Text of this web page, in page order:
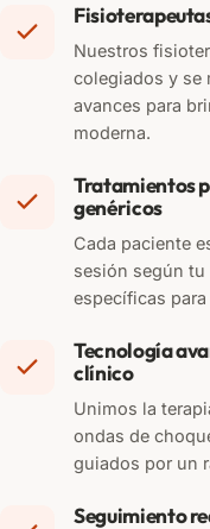
Nuestros
colegiados y se
avances para
moderna.
Tratamientos
genéricos
Cada paciente
sesión según tu
específicas
Tecnología
clínico
Unimos la
ondas de
guiados por un
Seguimiento